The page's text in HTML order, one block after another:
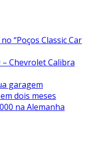
“Poços Classic Car
– Chevrolet Calibra
garagem
dois meses
na Alemanha